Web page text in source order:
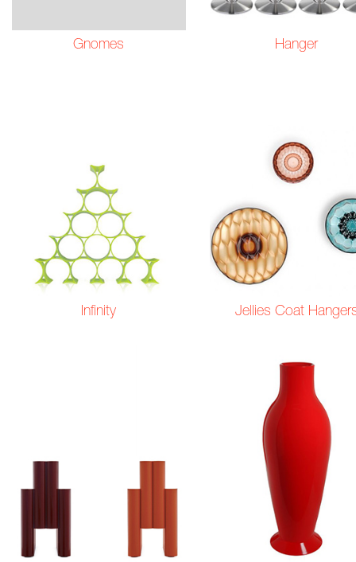
Gnomes Hanger
Infinity Jellies Coat